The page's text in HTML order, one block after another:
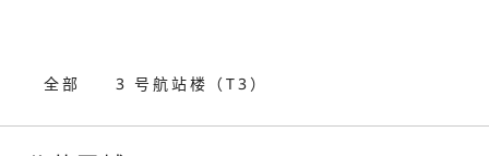
言:
全部 3 号航站楼（T3）